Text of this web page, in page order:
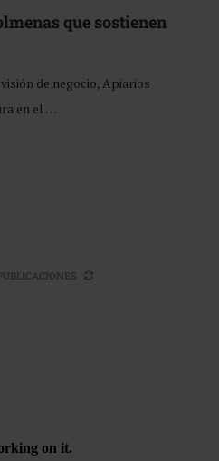
que sostienen
de negocio, Apiarios
en el …